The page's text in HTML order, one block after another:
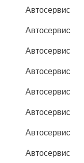
Автосервис
Автосервис
Автосервис
Автосервис
Автосервис
Автосервис
Автосервис
Автосервис